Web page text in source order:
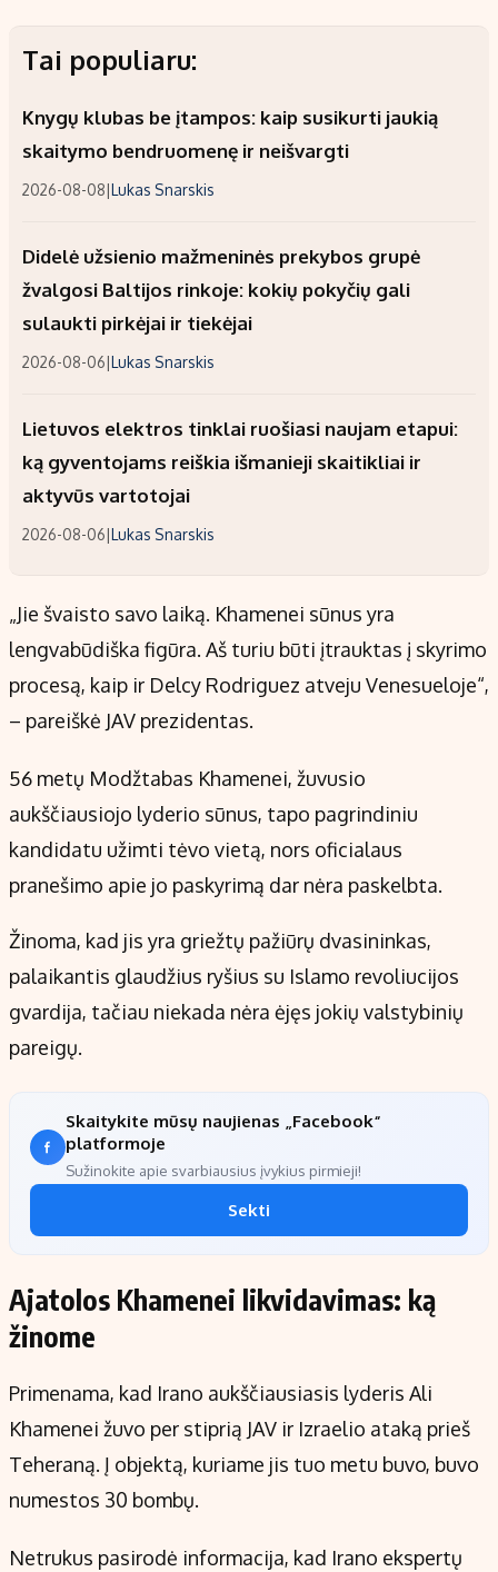
Tai populiaru:
Knygų klubas be įtampos: kaip susikurti jaukią
skaitymo bendruomenę ir neišvargti
2026-08-08|Lukas Snarskis
Didelė užsienio mažmeninės prekybos grupė
žvalgosi Baltijos rinkoje: kokių pokyčių gali
sulaukti pirkėjai ir tiekėjai
2026-08-06|Lukas Snarskis
Lietuvos elektros tinklai ruošiasi naujam etapui:
ką gyventojams reiškia išmanieji skaitikliai ir
aktyvūs vartotojai
2026-08-06|Lukas Snarskis
„Jie švaisto savo laiką. Khamenei sūnus yra
lengvabūdiška figūra. Aš turiu būti įtrauktas į skyrimo
procesą, kaip ir Delcy Rodriguez atveju Venesueloje“,
– pareiškė JAV prezidentas.
56 metų Modžtabas Khamenei, žuvusio
aukščiausiojo lyderio sūnus, tapo pagrindiniu
kandidatu užimti tėvo vietą, nors oficialaus
pranešimo apie jo paskyrimą dar nėra paskelbta.
Žinoma, kad jis yra griežtų pažiūrų dvasininkas,
palaikantis glaudžius ryšius su Islamo revoliucijos
gvardija, tačiau niekada nėra ėjęs jokių valstybinių
pareigų.
Skaitykite mūsų naujienas „Facebook“
platformoje
Sužinokite apie svarbiausius įvykius pirmieji!
Sekti
Ajatolos Khamenei likvidavimas: ką
žinome
Primenama, kad Irano aukščiausiasis lyderis Ali
Khamenei žuvo per stiprią JAV ir Izraelio ataką prieš
Teheraną. Į objektą, kuriame jis tuo metu buvo, buvo
numestos 30 bombų.
Netrukus pasirodė informacija, kad Irano ekspertų